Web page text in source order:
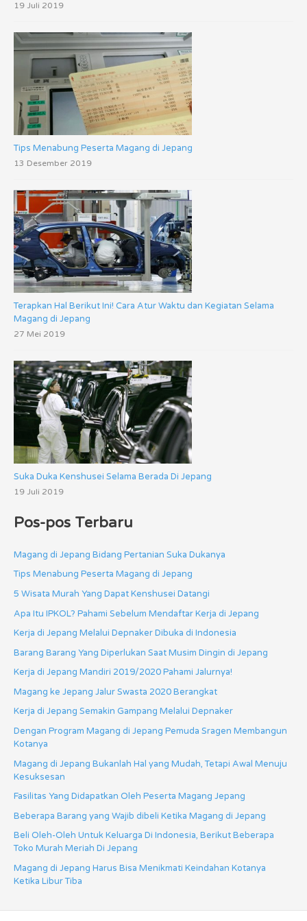
19 Juli 2019
Tips Menabung Peserta Magang di Jepang
13 Desember 2019
Terapkan Hal Berikut Ini! Cara Atur Waktu dan Kegiatan Selama
Magang di Jepang
27 Mei 2019
Suka Duka Kenshusei Selama Berada Di Jepang
19 Juli 2019
Pos-pos Terbaru
Magang di Jepang Bidang Pertanian Suka Dukanya
Tips Menabung Peserta Magang di Jepang
5 Wisata Murah Yang Dapat Kenshusei Datangi
Apa Itu IPKOL? Pahami Sebelum Mendaftar Kerja di Jepang
Kerja di Jepang Melalui Depnaker Dibuka di Indonesia
Barang Barang Yang Diperlukan Saat Musim Dingin di Jepang
Kerja di Jepang Mandiri 2019/2020 Pahami Jalurnya!
Magang ke Jepang Jalur Swasta 2020 Berangkat
Kerja di Jepang Semakin Gampang Melalui Depnaker
Dengan Program Magang di Jepang Pemuda Sragen Membangun
Kotanya
Magang di Jepang Bukanlah Hal yang Mudah, Tetapi Awal Menuju
Kesuksesan
Fasilitas Yang Didapatkan Oleh Peserta Magang Jepang
Beberapa Barang yang Wajib dibeli Ketika Magang di Jepang
Beli Oleh-Oleh Untuk Keluarga Di Indonesia, Berikut Beberapa
Toko Murah Meriah Di Jepang
Magang di Jepang Harus Bisa Menikmati Keindahan Kotanya
Ketika Libur Tiba